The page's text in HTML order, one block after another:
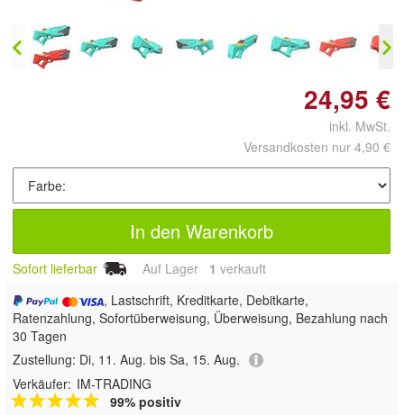
24,95 €
inkl. MwSt.
Versandkosten nur 4,90 €
In den Warenkorb
Sofort lieferbar Auf Lager 1 verkauft
, Lastschrift, Kreditkarte, Debitkarte,
Ratenzahlung, Sofortüberweisung, Überweisung, Bezahlung nach
30 Tagen
Zustellung: Di, 11. Aug. bis Sa, 15. Aug.
Verkäufer: IM-TRADING
99% positiv